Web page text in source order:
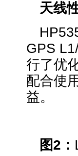
天线
GPS
行了优
配合使用
益。
图2：